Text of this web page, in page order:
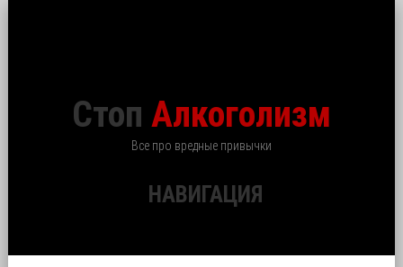
Стоп Алкоголизм
Все про вредные привычки
НАВИГАЦИЯ